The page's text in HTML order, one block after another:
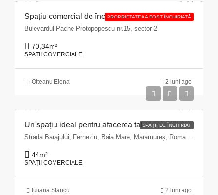
PROPRIETATEA A FOST ÎNCHIRIATĂ
Spațiu comercial de închiriat cu suprafața de 70,34 mp situat în Municipiul București, Bulevardul Pache Protopopescu, nr. 15, sector 2
Bulevardul Pache Protopopescu nr.15, sector 2
70,34m²
SPAȚII COMERCIALE
Olteanu Elena 2 luni ago
SPAȚII DE ÎNCHIRIAT
Un spațiu ideal pentru afacerea ta!
Strada Barajului, Ferneziu, Baia Mare, Maramureș, Romania
44m²
SPAȚII COMERCIALE
Iuliana Stancu 2 luni ago